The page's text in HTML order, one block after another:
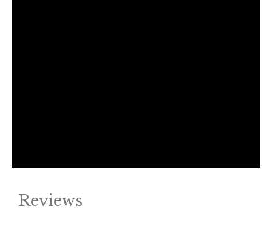
Reviews